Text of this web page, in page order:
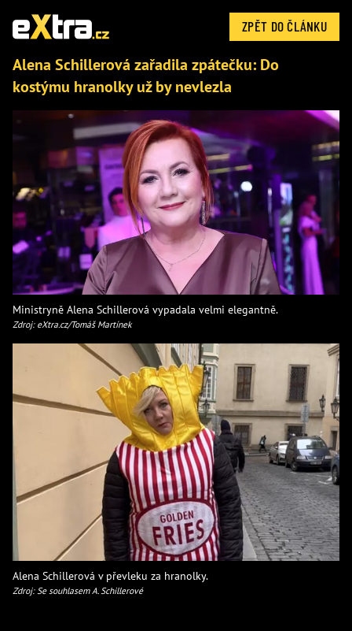
ZPĚT DO ČLÁNKU
Alena Schillerová zařadila zpátečku: Do
kostýmu hranolky už by nevlezla
Ministryně Alena Schillerová vypadala velmi elegantně.
Zdroj: eXtra.cz/Tomáš Martínek
Alena Schillerová v převleku za hranolky.
Zdroj: Se souhlasem A. Schillerové